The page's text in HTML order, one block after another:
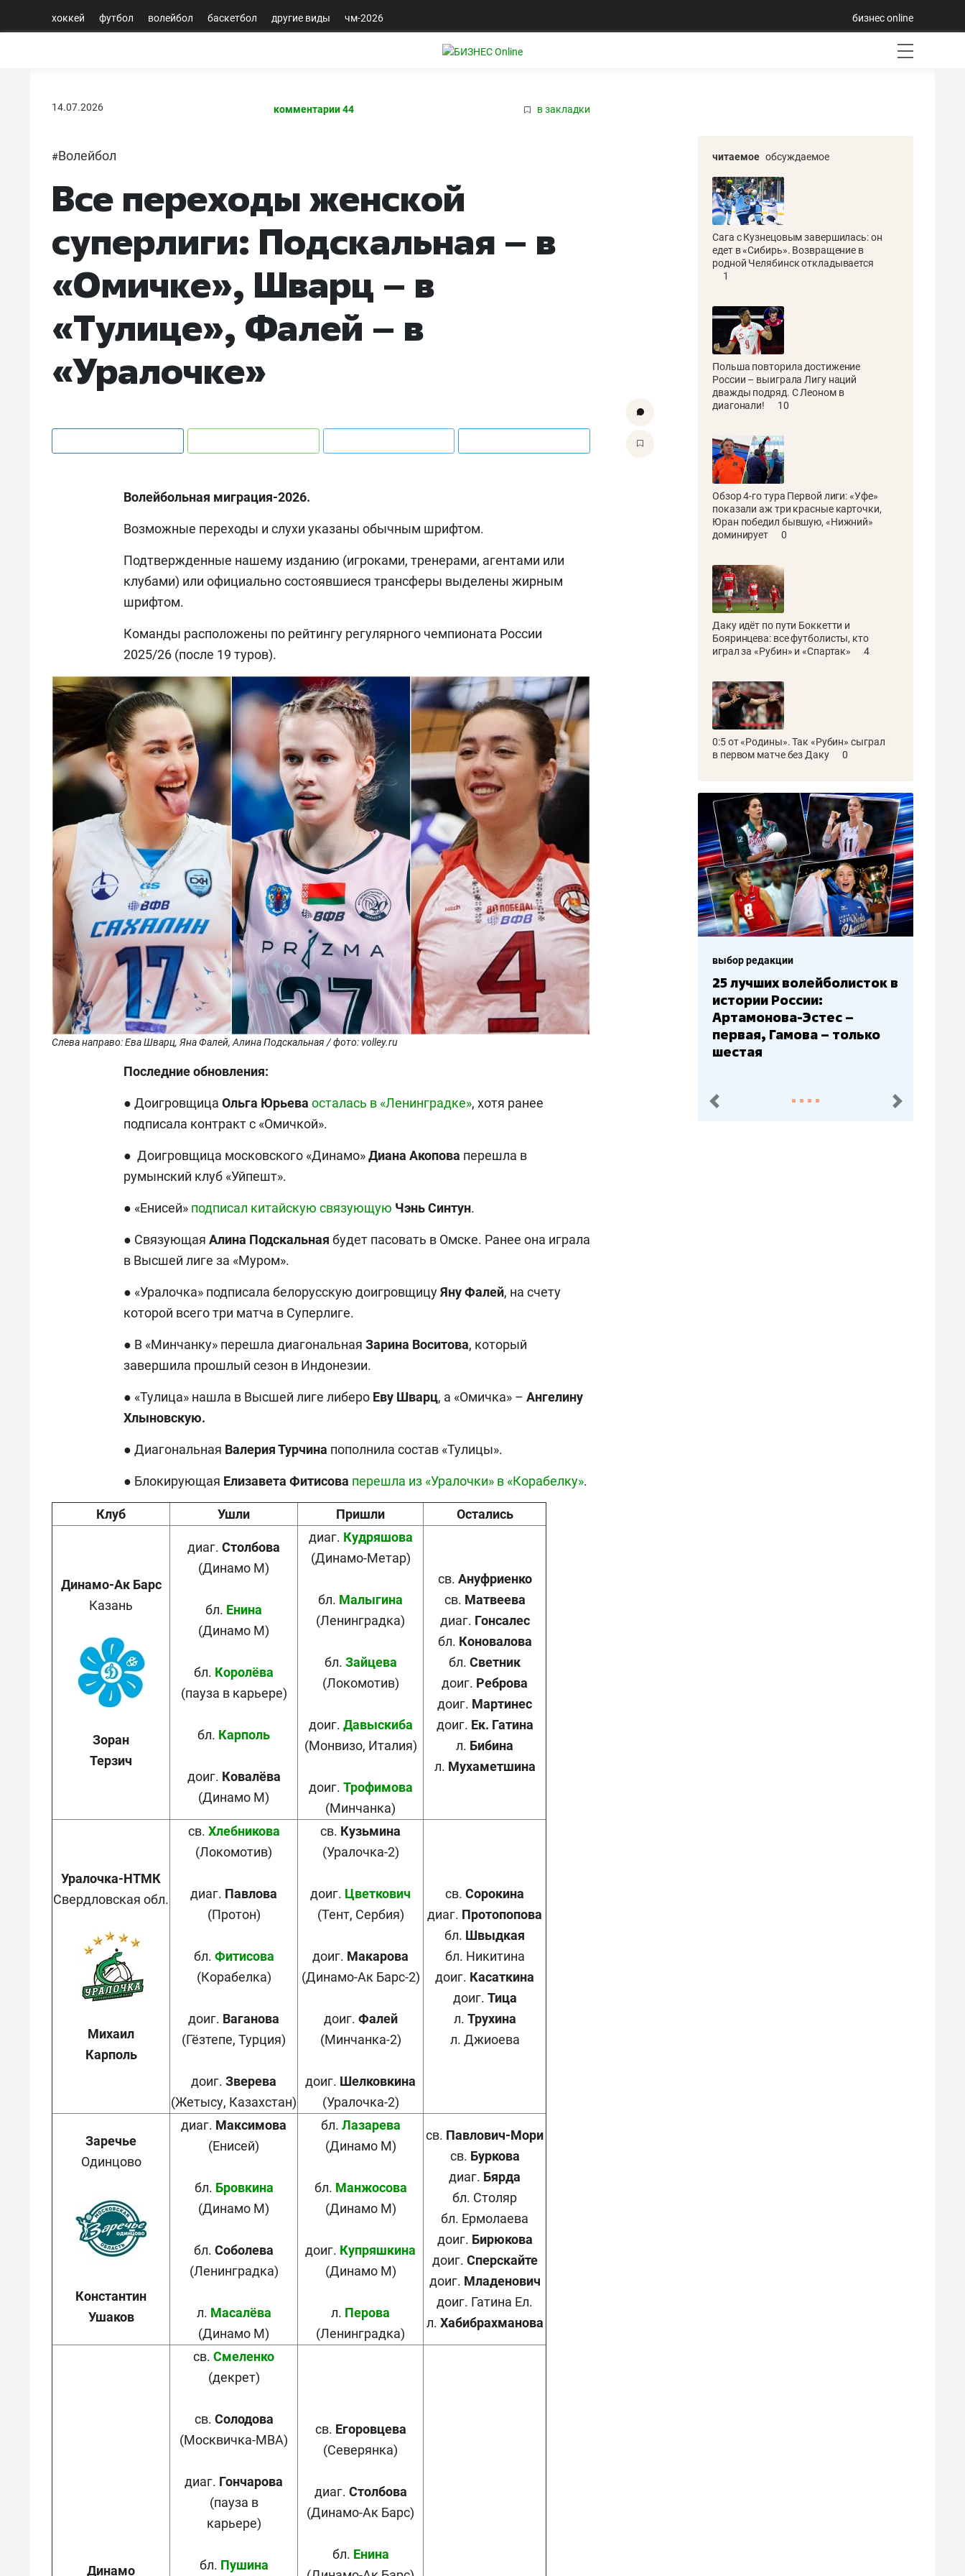
хоккей футбол волейбол баскетбол другие виды чм-2026 бизнес online
14.07.2026 комментарии 44 в закладки
#Волейбол
Все переходы женской
суперлиги: Подскальная – в
«Омичке», Шварц – в
«Тулице», Фалей – в
«Уралочке»
Волейбольная миграция-2026.
Возможные переходы и слухи указаны обычным шрифтом.
Подтвержденные нашему изданию (игроками, тренерами, агентами или
клубами) или официально состоявшиеся трансферы выделены жирным
шрифтом.
Команды расположены по рейтингу регулярного чемпионата России
2025/26 (после 19 туров).
Слева направо: Ева Шварц, Яна Фалей, Алина Подскальная / фото: volley.ru
Последние обновления:
● Доигровщица Ольга Юрьева осталась в «Ленинградке», хотя ранее
подписала контракт с «Омичкой».
● Доигровщица московского «Динамо»Диана Акопова перешла в
румынский клуб «Уйпешт».
● «Енисей» подписал китайскую связующую ЧэньСинтун.
● Связующая Алина Подскальная будет пасовать в Омске. Ранее она играла
в Высшей лиге за «Муром».
● «Уралочка» подписала белорусскую доигровщицуЯнуФалей, на счету
которой всего три матча в Суперлиге.
● В «Минчанку» перешла диагональная Зарина Воситова, который
завершила прошлый сезон в Индонезии.
● «Тулица» нашла в Высшей лиге либеро Еву Шварц, а «Омичка» – Ангелину
Хлыновскую.
● Диагональная ВалерияТурчина пополнила состав «Тулицы».
● Блокирующая Елизавета Фитисова перешла из «Уралочки» в «Корабелку».
Клуб Ушли Пришли Остались
Динамо-Ак Барс
Казань
Зоран
Терзич
диаг. Столбова
(Динамо М)
бл. Енина
(Динамо М)
бл. Королёва
(пауза в карьере)
бл. Карполь
доиг. Ковалёва
(Динамо М)
диаг. Кудряшова
(Динамо-Метар)
бл. Малыгина
(Ленинградка)
бл. Зайцева
(Локомотив)
доиг. Давыскиба
(Монвизо, Италия)
доиг. Трофимова
(Минчанка)
св. Ануфриенко
св. Матвеева
диаг. Гонсалес
бл. Коновалова
бл. Светник
доиг. Реброва
доиг. Мартинес
доиг. Ек. Гатина
л. Бибина
л. Мухаметшина
Уралочка-НТМК
Свердловская обл.
Михаил
Карполь
св. Хлебникова
(Локомотив)
диаг. Павлова
(Протон)
бл. Фитисова
(Корабелка)
доиг. Ваганова
(Гёзтепе, Турция)
доиг. Зверева
(Жетысу, Казахстан)
св. Кузьмина
(Уралочка-2)
доиг. Цветкович
(Тент, Сербия)
доиг. Макарова
(Динамо-Ак Барс-2)
доиг. Фалей
(Минчанка-2)
доиг. Шелковкина
(Уралочка-2)
св. Сорокина
диаг. Протопопова
бл. Швыдкая
бл. Никитина
доиг. Касаткина
доиг. Тица
л. Трухина
л. Джиоева
Заречье
Одинцово
Константин
Ушаков
диаг. Максимова
(Енисей)
бл. Бровкина
(Динамо М)
бл. Соболева
(Ленинградка)
л. Масалёва
(Динамо М)
бл. Лазарева
(Динамо М)
бл. Манжосова
(Динамо М)
доиг. Купряшкина
(Динамо М)
л. Перова
(Ленинградка)
св. Павлович-Мори
св. Буркова
диаг. Бярда
бл. Столяр
бл. Ермолаева
доиг. Бирюкова
доиг. Сперскайте
доиг. Младенович
доиг. Гатина Ел.
л. Хабибрахманова
Динамо
св. Смеленко
(декрет)
св. Солодова
(Москвичка-МВА)
диаг. Гончарова
(пауза в
карьере)
бл. Пушина
св. Егоровцева
(Северянка)
диаг. Столбова
(Динамо-Ак Барс)
бл. Енина
читаемое обсуждаемое
Сага с Кузнецовым завершилась: он
едет в «Сибирь». Возвращение в
родной Челябинск откладывается
1
Польша повторила достижение
России – выиграла Лигу наций
дважды подряд. С Леоном в
диагонали!
10
Обзор 4-го тура Первой лиги: «Уфе»
показали аж три красные карточки,
Юран победил бывшую, «Нижний»
доминирует
0
Даку идёт по пути Боккетти и
Бояринцева: все футболисты, кто
играл за «Рубин» и «Спартак»
4
0:5 от «Родины». Так «Рубин» сыграл
в первом матче без Даку
0
выбор редакции
Бюджеты клубов КХЛ: СКА
– главный мажор, «Ак
Барс» – второй, «Салават
Юлаев» – середняк
пред. след.